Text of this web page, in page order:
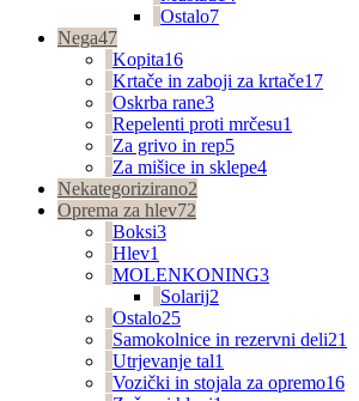
Ostalo7
Nega47
Kopita16
Krtače in zaboji za krtače17
Oskrba rane3
Repelenti proti mrčesu1
Za grivo in rep5
Za mišice in sklepe4
Nekategorizirano2
Oprema za hlev72
Boksi3
Hlev1
MOLENKONING3
Solarij2
Ostalo25
Samokolnice in rezervni deli21
Utrjevanje tal1
Vozički in stojala za opremo16